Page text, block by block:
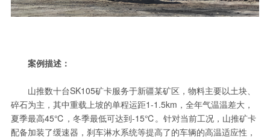
案例描述：
山推数十台SK105矿卡服务于新疆某矿区，物料主要以土块、
碎石为主，其中重载上坡的单程运距1-1.5km，全年气温温差大，
夏季最高45℃，冬季最低可达到-15℃。针对当前工况，山推矿卡
配备加装了缓速器，刹车淋水系统等提高了的车辆的高温适应性，